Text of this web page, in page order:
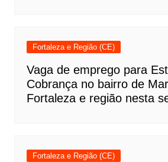
Fortaleza e Região (CE)
Vaga de emprego para
Cobrança no bairro de
Fortaleza e região nesta
Fortaleza e Região (CE)